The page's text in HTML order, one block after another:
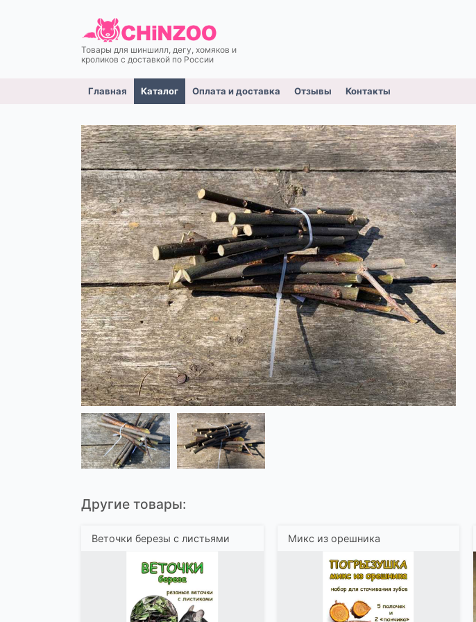
Товары для шиншилл, дегу, хомяков и
кроликов c доставкой по России
Главная Каталог Оплата и доставка Отзывы Контакты
Другие товары:
Веточки березы с листьями Микс из орешника